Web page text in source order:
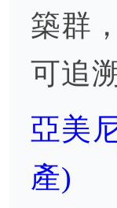
築群
可追
亞美
產)